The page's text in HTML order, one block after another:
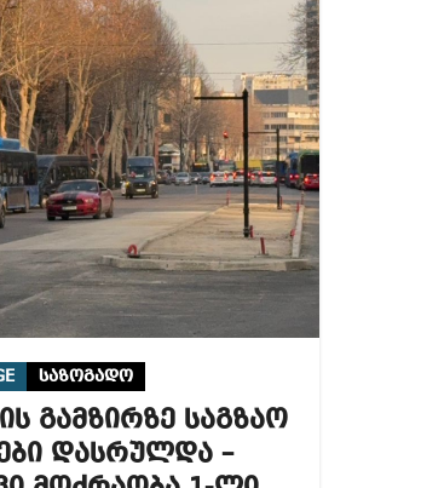
საზოგადო
გამზირზე საგზაო
დასრულდა –